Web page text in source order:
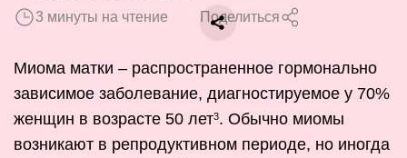
3 минуты на чтение
Поделиться
Миома матки – распространенное гормонально
зависимое заболевание, диагностируемое у 70%
женщин в возрасте 50 лет3. Обычно миомы
возникают в репродуктивном периоде, но иногда